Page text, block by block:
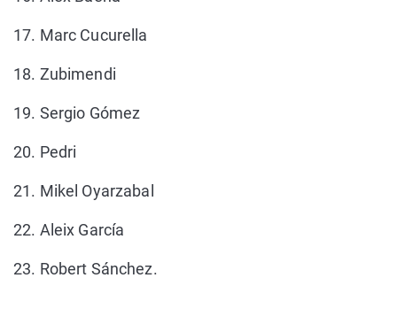
17. Marc Cucurella
18. Zubimendi
19. Sergio Gómez
20. Pedri
21. Mikel Oyarzabal
22. Aleix García
23. Robert Sánchez.